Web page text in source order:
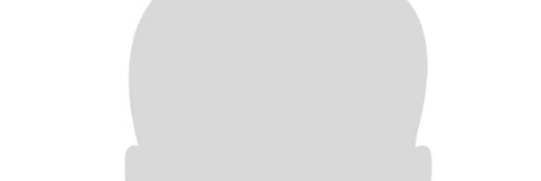
Équipe
Nous joindre